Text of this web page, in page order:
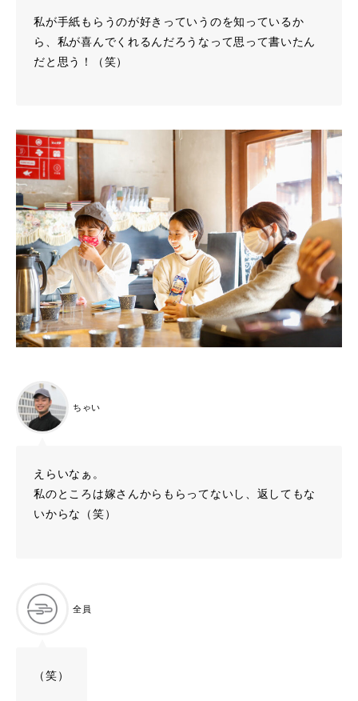
私が手紙もらうのが好きっていうのを知っているか
ら、私が喜んでくれるんだろうなって思って書いたん
だと思う！（笑）
ちゃい
えらいなぁ。
私のところは嫁さんからもらってないし、返してもな
いからな（笑）
全員
（笑）